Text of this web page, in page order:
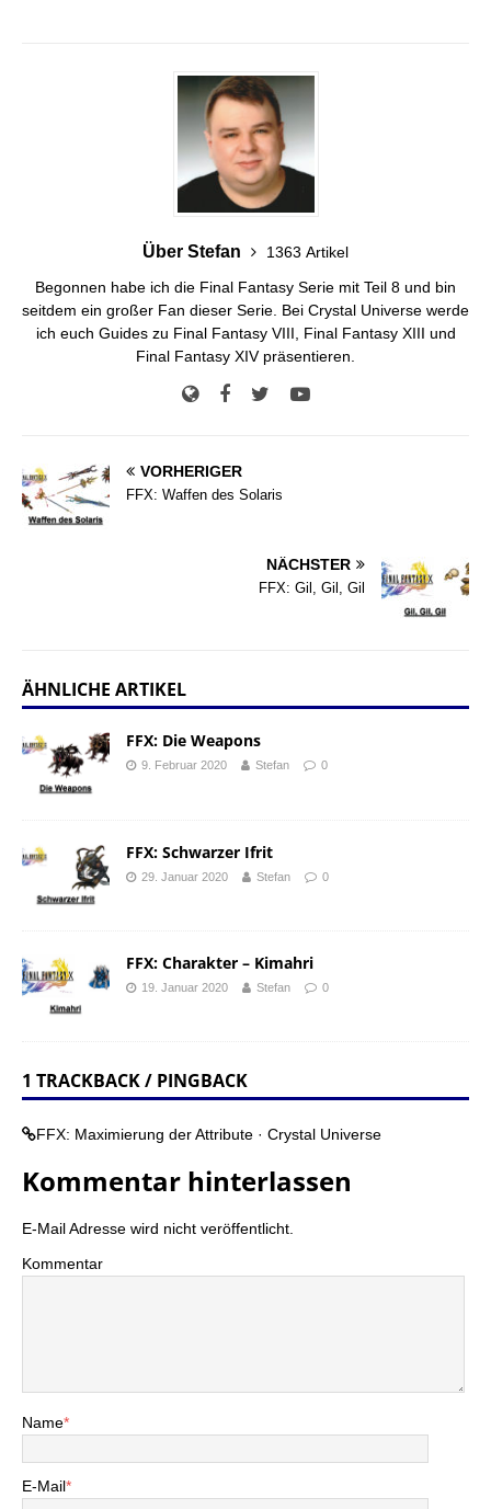
Über Stefan
1363 Artikel
Begonnen habe ich die Final Fantasy Serie mit Teil 8 und bin
seitdem ein großer Fan dieser Serie. Bei Crystal Universe werde
ich euch Guides zu Final Fantasy VIII, Final Fantasy XIII und
Final Fantasy XIV präsentieren.
VORHERIGER
FFX: Waffen des Solaris
NÄCHSTER
FFX: Gil, Gil, Gil
ÄHNLICHE ARTIKEL
FFX: Die Weapons
9. Februar 2020 Stefan 0
FFX: Schwarzer Ifrit
29. Januar 2020 Stefan 0
FFX: Charakter – Kimahri
19. Januar 2020 Stefan 0
1 TRACKBACK / PINGBACK
FFX: Maximierung der Attribute · Crystal Universe
Kommentar hinterlassen
E-Mail Adresse wird nicht veröffentlicht.
Kommentar
Name*
E-Mail*